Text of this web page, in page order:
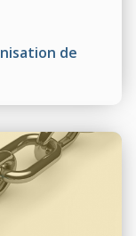
de